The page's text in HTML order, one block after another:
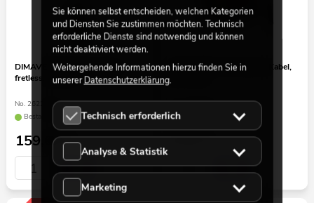
DIMAVERY MM-501 E-Bass,
fretless, tobacco
No. 26222080
Bestand reicht ca. 12 Wo.
159,00€
DIMAVERY Instrumenten-Kabel,
3m, sw/sil
No. 26300051
Bestand reicht ca. 12 Wo.
9,50€
Sie können selbst entscheiden, welchen Kategorien
und Diensten Sie zustimmen möchten. Technisch
erforderliche Dienste sind notwendig und können
nicht deaktiviert werden.
Weitergehende Informationen hierzu finden Sie in
unsererDatenschutzerklärung.
Technisch erforderlich
Analyse & Statistik
Marketing